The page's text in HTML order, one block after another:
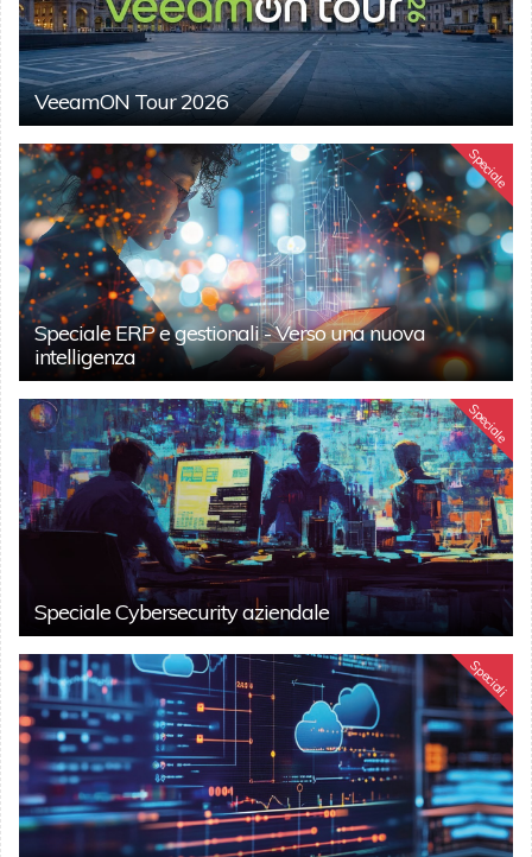
VeeamON Tour 2026
Speciale
Speciale ERP e gestionali - Verso una nuova
intelligenza
Speciale
Speciale Cybersecurity aziendale
Speciali